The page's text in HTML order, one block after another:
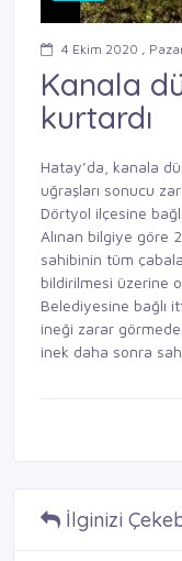
4 Ekim 2020 ,
Kanala
kurtardı
Hatay’da, kanala
uğraşları sonucu
Dörtyol ilçesine
Alınan bilgiye göre
sahibinin tüm
bildirilmesi üzerine
Belediyesine bağlı
ineği zarar
inek daha sonra
İlginizi